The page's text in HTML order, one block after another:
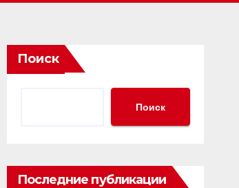
Поиск
Поиск
Последние публикации